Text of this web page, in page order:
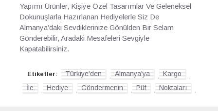
Yapımı Ürünler, Kişiye Özel Tasarımlar Ve Geleneksel
Dokunuşlarla Hazırlanan Hediyelerle Siz De
Almanya’daki Sevdiklerinize Gönülden Bir Selam
Gönderebilir, Aradaki Mesafeleri Sevgiyle
Kapatabilirsiniz.
Etiketler: Türkiye’den Almanya’ya Kargo
İle Hediye Göndermenin Püf Noktaları